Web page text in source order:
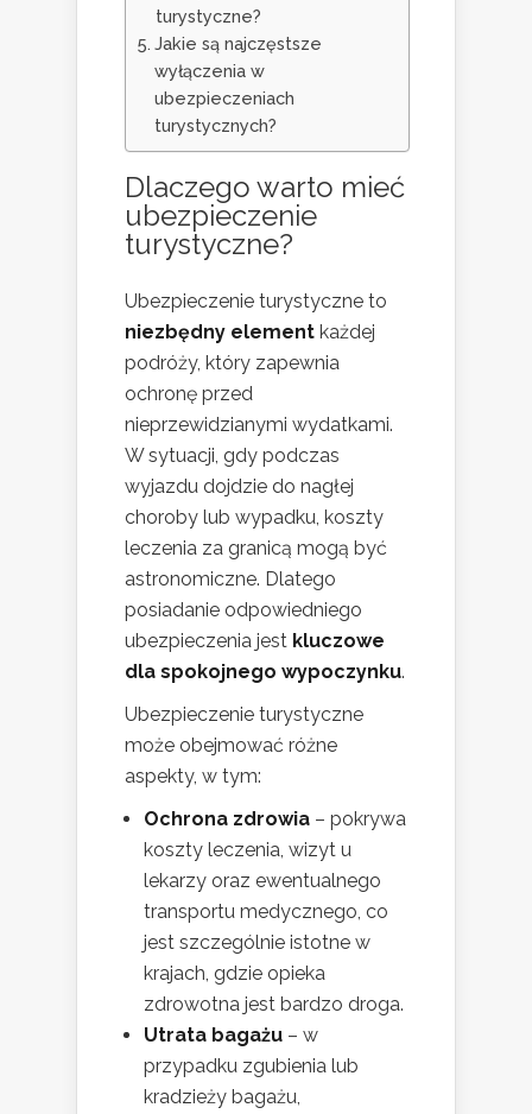
turystyczne?
Jakie są najczęstsze
wyłączenia w
ubezpieczeniach
turystycznych?
Dlaczego warto mieć
ubezpieczenie
turystyczne?
Ubezpieczenie turystyczne to
niezbędny element każdej
podróży, który zapewnia
ochronę przed
nieprzewidzianymi wydatkami.
W sytuacji, gdy podczas
wyjazdu dojdzie do nagłej
choroby lub wypadku, koszty
leczenia za granicą mogą być
astronomiczne. Dlatego
posiadanie odpowiedniego
ubezpieczenia jest kluczowe
dla spokojnego wypoczynku.
Ubezpieczenie turystyczne
może obejmować różne
aspekty, w tym:
Ochrona zdrowia – pokrywa
koszty leczenia, wizyt u
lekarzy oraz ewentualnego
transportu medycznego, co
jest szczególnie istotne w
krajach, gdzie opieka
zdrowotna jest bardzo droga.
Utrata bagażu – w
przypadku zgubienia lub
kradzieży bagażu,